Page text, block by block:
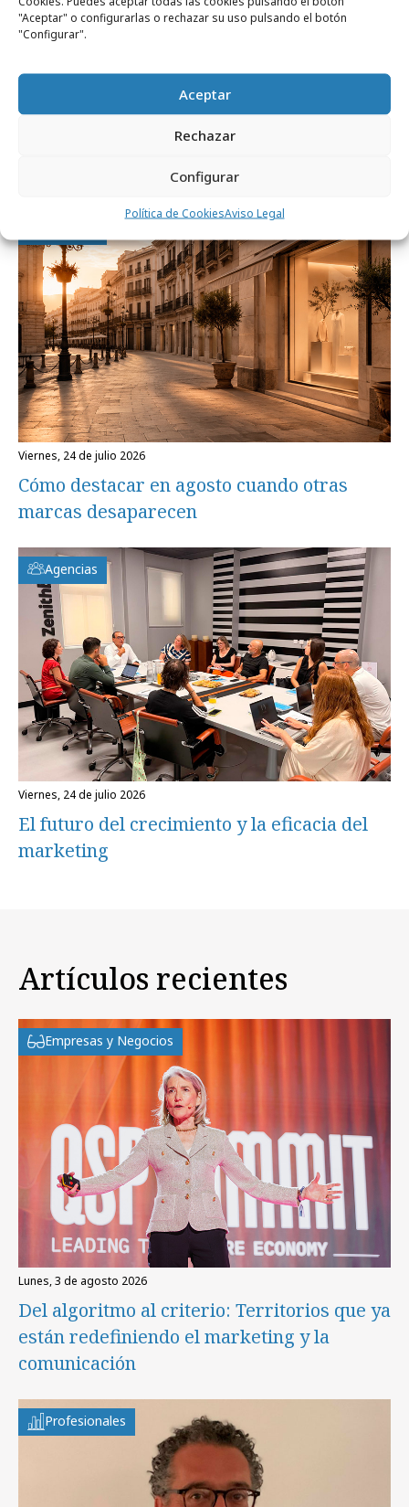
"Aceptar" o configurarlas o rechazar su uso pulsando el botón
"Configurar".
Aceptar
Rechazar
Configurar
Política de CookiesAviso Legal
Del algoritmo al criterio: Territorios que ya
están redefiniendo el marketing y la
viernes, 24 de julio 2026
Cómo destacar en agosto cuando otras
marcas desaparecen
Agencias
viernes, 24 de julio 2026
El futuro del crecimiento y la eficacia del
marketing
Artículos recientes
Empresas y Negocios
lunes, 3 de agosto 2026
Del algoritmo al criterio: Territorios que ya
están redefiniendo el marketing y la
comunicación
Profesionales